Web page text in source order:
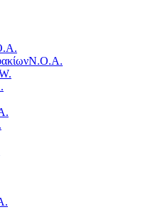
Ν.Ο.Α.